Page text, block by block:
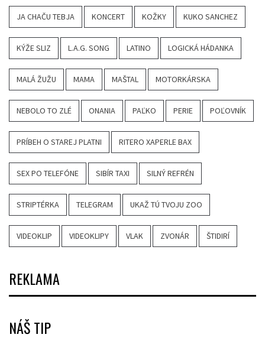
JA CHAČU TEBJA KONCERT KOŽKY KUKO SANCHEZ
KÝŽE SLIZ L.A.G. SONG LATINO LOGICKÁ HÁDANKA
MALÁ ŽUŽU MAMA MAŠTAL MOTORKÁRSKA
NEBOLO TO ZLÉ ONANIA PAĽKO PERIE POĽOVNÍK
PRÍBEH O STAREJ PLATNI RITERO XAPERLE BAX
SEX PO TELEFÓNE SIBÍR TAXI SILNÝ REFRÉN
STRIPTÉRKA TELEGRAM UKAŽ TÚ TVOJU ZOO
VIDEOKLIP VIDEOKLIPY VLAK ZVONÁR ŠTIDIRÍ
REKLAMA
NÁŠ TIP